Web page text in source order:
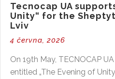
Tecnocap UA
Unity“ for the
Lviv
4 června, 2026
On 19th May, TECNOCAP
entitled „The Evening of